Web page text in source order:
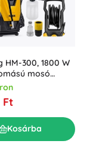
HM-300, 1800 W
mosó
tömlővel, 230
Ft
Kosárba